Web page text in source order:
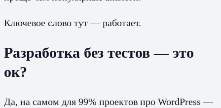
Ключевое слово тут — работает.
Разработка без тестов — это
ок?
Да, на самом для 99% проектов про WordPress —